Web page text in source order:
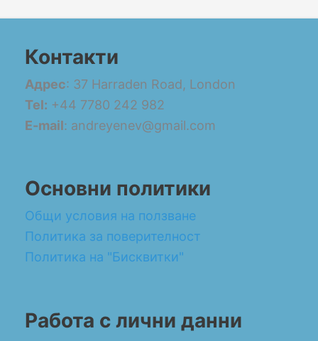
Контакти
Адрес: 37 Harraden Road, London
Tel: +44 7780 242 982
E-mail: andreyenev@gmail.com
Основни политики
Общи условия на ползване
Политика за поверителност
Политика на "Бисквитки"
Работа с лични данни